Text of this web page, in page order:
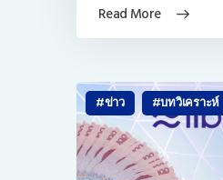
Read More
ข่าว บทวิเคราะห์